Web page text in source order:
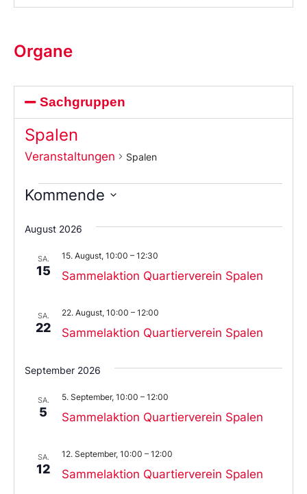
Organe
Sachgruppen
Spalen
Veranstaltungen Spalen
Kommende
Sie
das
aus.
August 2026
SA.
15 Sammelaktion Quartierverein Spalen
15. August, 10:00 – 12:30
SA.
22 Sammelaktion Quartierverein Spalen
22. August, 10:00 – 12:00
September 2026
SA.
5 Sammelaktion Quartierverein Spalen
5. September, 10:00 – 12:00
SA.
12 Sammelaktion Quartierverein Spalen
12. September, 10:00 – 12:00